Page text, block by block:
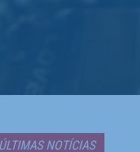
ÚLTIMAS NOTÍCIAS